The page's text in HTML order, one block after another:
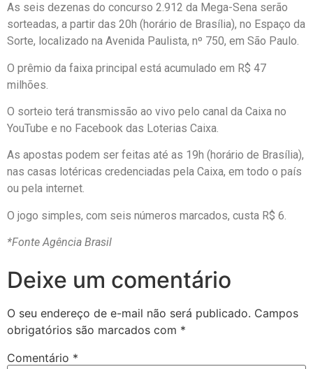
As seis dezenas do concurso 2.912 da Mega-Sena serão
sorteadas, a partir das 20h (horário de Brasília), no Espaço da
Sorte, localizado na Avenida Paulista, nº 750, em São Paulo.
O prêmio da faixa principal está acumulado em R$ 47
milhões.
O sorteio terá transmissão ao vivo pelo canal da Caixa no
YouTube e no Facebook das Loterias Caixa.
As apostas podem ser feitas até as 19h (horário de Brasília),
nas casas lotéricas credenciadas pela Caixa, em todo o país
ou pela internet.
O jogo simples, com seis números marcados, custa R$ 6.
*Fonte Agência Brasil
Deixe um comentário
O seu endereço de e-mail não será publicado. Campos
obrigatórios são marcados com *
Comentário *